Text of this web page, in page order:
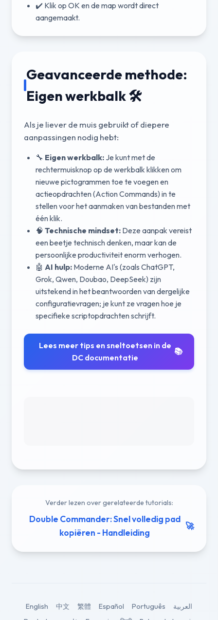
✔️ Klik op OK en de map wordt direct
aangemaakt.
Geavanceerde methode:
Eigen werkbalk 🛠️
Als je liever de muis gebruikt of diepere
aanpassingen nodig hebt:
🔧 Eigen werkbalk: Je kunt met de
rechtermuisknop op de werkbalk klikken om
nieuwe pictogrammen toe te voegen en
actieopdrachten (Action Commands) in te
stellen voor het aanmaken van bestanden met
één klik.
🧠 Technische mindset: Deze aanpak vereist
een beetje technisch denken, maar kan de
persoonlijke productiviteit enorm verhogen.
🤖 AI hulp: Moderne AI's (zoals ChatGPT,
Grok, Qwen, Doubao, DeepSeek) zijn
uitstekend in het beantwoorden van dergelijke
configuratievragen; je kunt ze vragen hoe je
specifieke scriptopdrachten schrijft.
Lees meer tips en sneltoetsen in de
DC documentatie
📚
Verder lezen over gerelateerde tutorials:
Double Commander: Snel volledig pad
kopiëren - Handleiding
🚀
English 中文 繁體 Español Português
العربية